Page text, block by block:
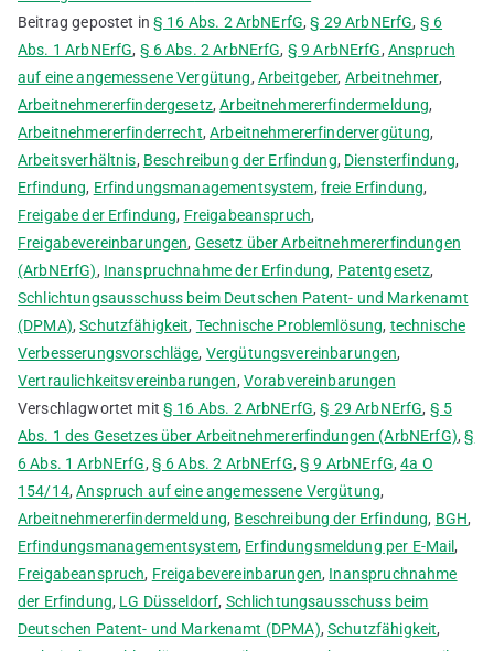
Beitrag gepostet in§ 16 Abs. 2 ArbNErfG,§ 29 ArbNErfG, § 6
Abs. 1 ArbNErfG, § 6 Abs. 2 ArbNErfG, § 9 ArbNErfG, Anspruch
auf eine angemessene Vergütung, Arbeitgeber, Arbeitnehmer,
Arbeitnehmererfindergesetz,Arbeitnehmererfindermeldung,
Arbeitnehmererfinderrecht,Arbeitnehmererfindervergütung,
Arbeitsverhältnis, Beschreibung der Erfindung, Diensterfindung,
Erfindung, Erfindungsmanagementsystem, freie Erfindung,
Freigabe der Erfindung, Freigabeanspruch,
Freigabevereinbarungen, Gesetz über Arbeitnehmererfindungen
(ArbNErfG), Inanspruchnahme der Erfindung, Patentgesetz,
Schlichtungsausschuss beim Deutschen Patent- und Markenamt
(DPMA),Schutzfähigkeit, Technische Problemlösung, technische
Verbesserungsvorschläge, Vergütungsvereinbarungen,
Vertraulichkeitsvereinbarungen, Vorabvereinbarungen
Verschlagwortet mit§ 16 Abs. 2 ArbNErfG,§ 29 ArbNErfG, § 5
Abs. 1 des Gesetzes über Arbeitnehmererfindungen (ArbNErfG),§
6 Abs. 1 ArbNErfG, § 6 Abs. 2 ArbNErfG,§ 9 ArbNErfG,4a O
154/14,Anspruch auf eine angemessene Vergütung,
Arbeitnehmererfindermeldung, Beschreibung der Erfindung, BGH,
Erfindungsmanagementsystem, Erfindungsmeldung per E-Mail,
Freigabeanspruch, Freigabevereinbarungen, Inanspruchnahme
der Erfindung, LG Düsseldorf, Schlichtungsausschuss beim
Deutschen Patent- und Markenamt (DPMA),Schutzfähigkeit,